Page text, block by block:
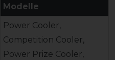
Modelle
Power Cooler,
Competition Cooler,
Power Prize Cooler,